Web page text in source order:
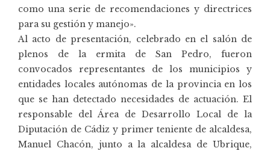
como una serie de recomendaciones y directrices
para su gestión y manejo».
Al acto de presentación, celebrado en el salón de
plenos de la ermita de San Pedro, fueron
convocados representantes de los municipios y
entidades locales autónomas de la provincia en los
que se han detectado necesidades de actuación. El
responsable del Área de Desarrollo Local de la
Diputación de Cádiz y primer teniente de alcaldesa,
Manuel Chacón, junto a la alcaldesa de Ubrique,